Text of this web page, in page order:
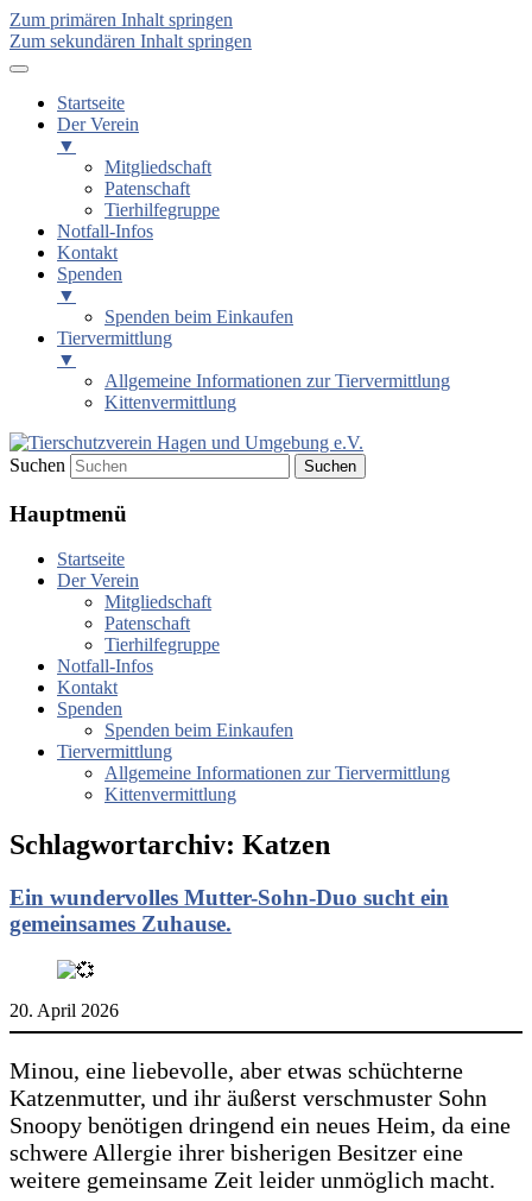
Zum primären Inhalt springen
Zum sekundären Inhalt springen
Startseite
Der Verein
▼
Mitgliedschaft
Patenschaft
Tierhilfegruppe
Notfall-Infos
Kontakt
Spenden
▼
Spenden beim Einkaufen
Tiervermittlung
▼
Allgemeine Informationen zur Tiervermittlung
Kittenvermittlung
Tierschutzverein Hagen und
Umgebung e.V.
Suchen
Hauptmenü
Startseite
Der Verein
Mitgliedschaft
Patenschaft
Tierhilfegruppe
Notfall-Infos
Kontakt
Spenden
Spenden beim Einkaufen
Tiervermittlung
Allgemeine Informationen zur Tiervermittlung
Kittenvermittlung
Schlagwortarchiv: Katzen
Ein wundervolles Mutter-Sohn-Duo sucht ein
gemeinsames Zuhause.
20. April 2026
Minou, eine liebevolle, aber etwas schüchterne
Katzenmutter, und ihr äußerst verschmuster Sohn
Snoopy benötigen dringend ein neues Heim, da eine
schwere Allergie ihrer bisherigen Besitzer eine
weitere gemeinsame Zeit leider unmöglich macht.